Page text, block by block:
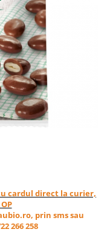
cardul direct la curier,
prin sms sau
266 258